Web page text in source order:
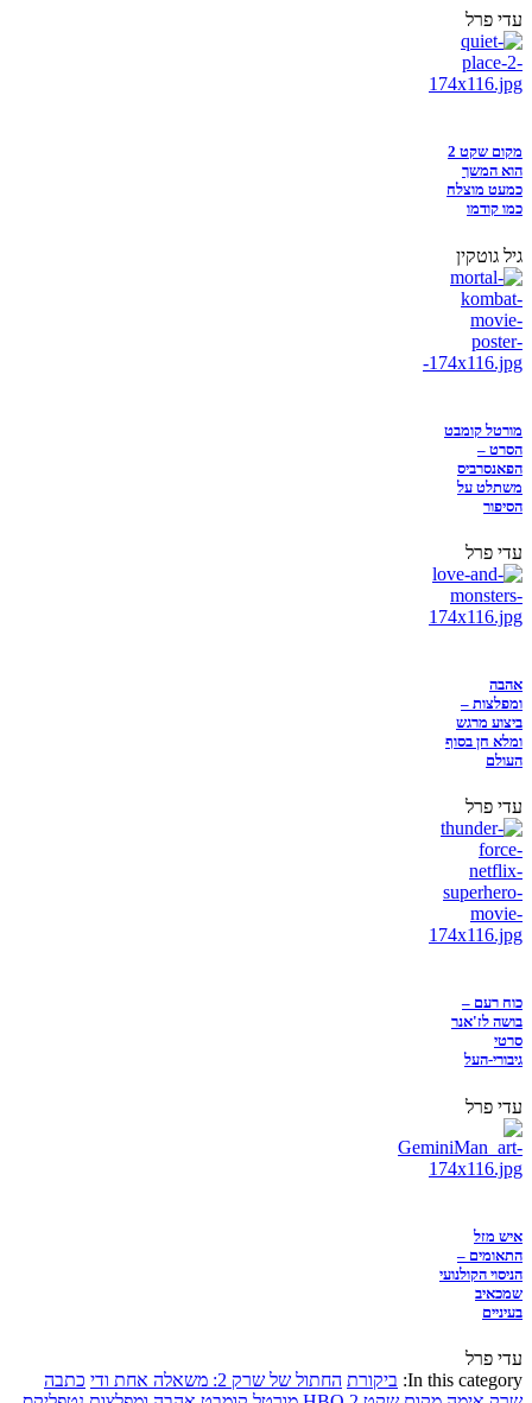
עדי פרל
מקום שקט 2
הוא המשך
כמעט מוצלח
כמו קודמו
גיל גוטקין
מורטל קומבט
הסרט –
הפאנסרביס
משתלט על
הסיפור
עדי פרל
אהבה
ומפלצות –
ביצוע מרגש
ומלא חן בסוף
העולם
עדי פרל
כוח רעם –
בושה לז'אנר
סרטי
גיבורי-העל
עדי פרל
איש מזל
התאומים –
הניסוי הקולנועי
שמכאיב
בעיניים
עדי פרל
In this category: ביקורת החתול של שרק 2: משאלה אחת ודי
כתבה